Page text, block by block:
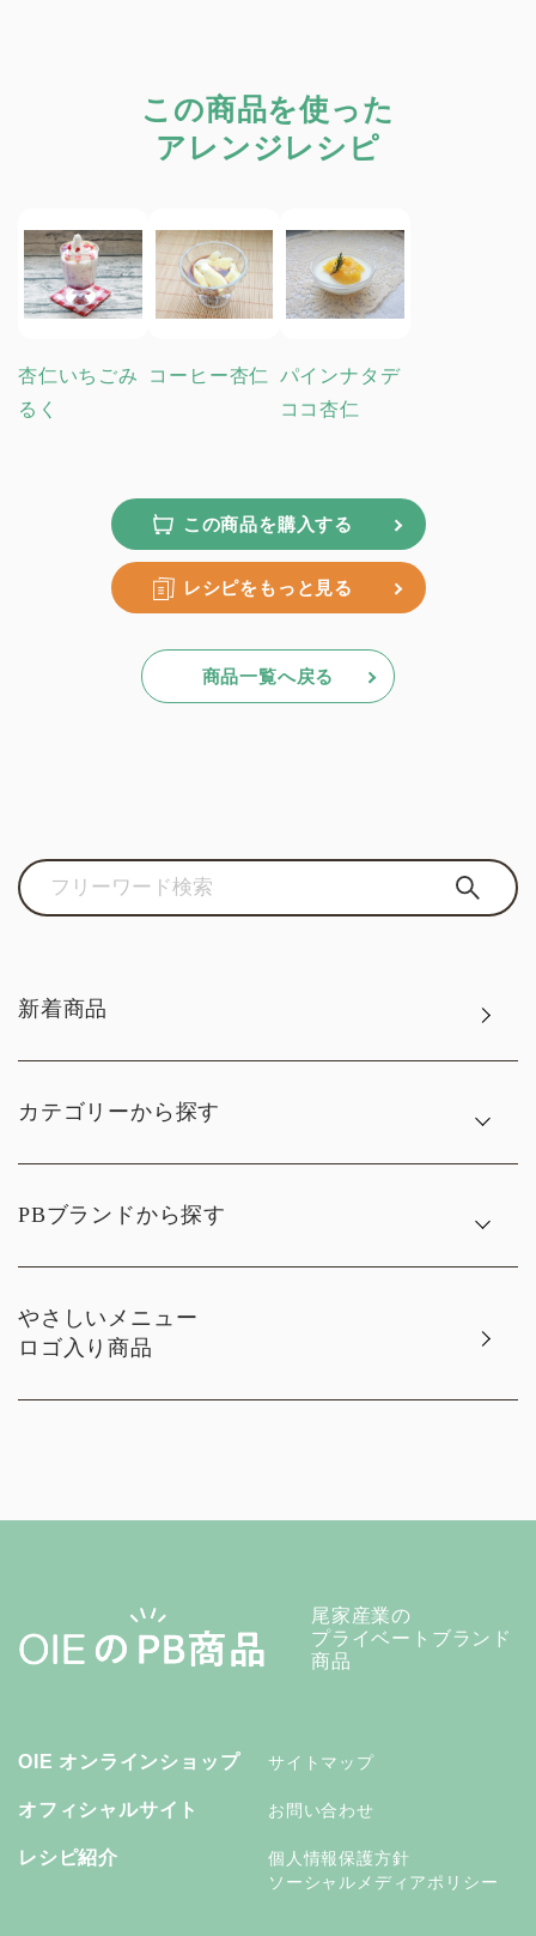
新着商品
カテゴリーから探す
PBブランドから探す
やさしいメニュー
ロゴ入り商品
この商品を使った
アレンジレシピ
杏仁いちごみ
るく
コーヒー杏仁
パインナタデ
ココ杏仁
この商品を購入する
レシピをもっと見る
商品一覧へ戻る
尾家産業の
プライベートブランド
商品
OIE オンラインショップ
オフィシャルサイト
レシピ紹介
サイトマップ
お問い合わせ
個人情報保護方針
ソーシャルメディアポリシー